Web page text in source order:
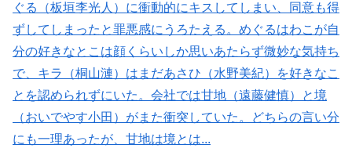
ぐる（板垣李光人）に衝動的にキスしてしまい、同意も得
ずしてしまったと罪悪感にうろたえる。めぐるはわこが自
分の好きなとこは顔くらいしか思いあたらず微妙な気持ち
で、キラ（桐山漣）はまだあさひ（水野美紀）を好きなこ
とを認められずにいた。会社では甘地（遠藤健慎）と境
（おいでやす小田）がまた衝突していた。どちらの言い分
にも一理あったが、甘地は境とは...